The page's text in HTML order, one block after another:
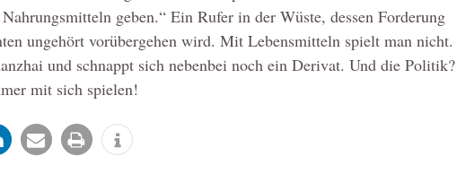
geben.“ Ein Rufer in der Wüste, dessen Forderung
ungehört vorübergehen wird. Mit Lebensmitteln spielt man nicht.
und schnappt sich nebenbei noch ein Derivat. Und die Politik?
mit sich spielen!